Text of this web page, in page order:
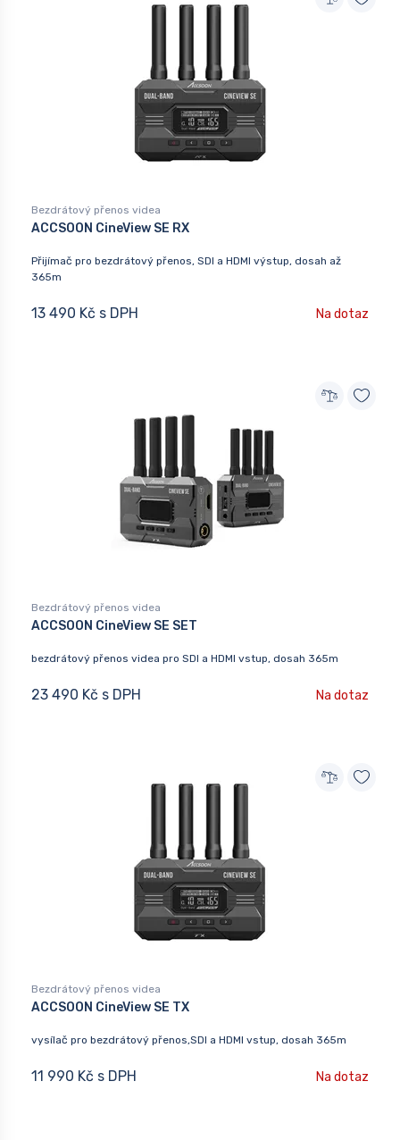
Bezdrátový přenos videa
ACCSOON CineView SE RX
Přijímač pro bezdrátový přenos, SDI a HDMI výstup, dosah až
365m
13 490 Kč s DPH Na dotaz
Bezdrátový přenos videa
ACCSOON CineView SE SET
bezdrátový přenos videa pro SDI a HDMI vstup, dosah 365m
23 490 Kč s DPH Na dotaz
Bezdrátový přenos videa
ACCSOON CineView SE TX
vysílač pro bezdrátový přenos,SDI a HDMI vstup, dosah 365m
11 990 Kč s DPH Na dotaz